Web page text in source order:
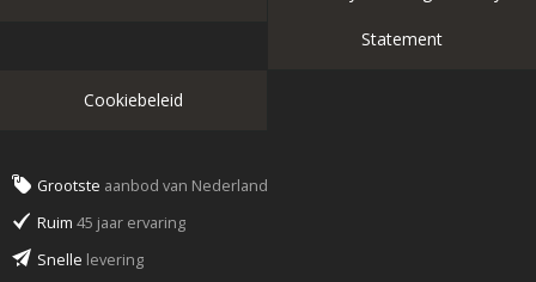
Statement
Cookiebeleid
Grootste aanbod van Nederland
Ruim 45 jaar ervaring
Snelle levering